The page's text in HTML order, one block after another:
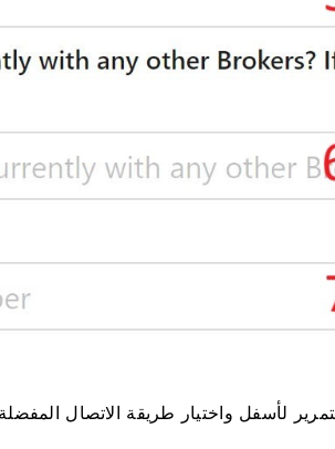
لأسفل واختيار طريقة الاتصال